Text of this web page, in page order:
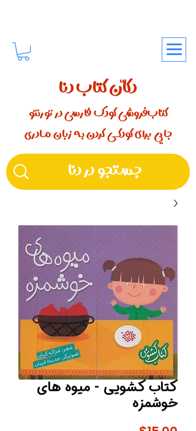
دکّان کتاب دنا
کتاب‌فروشی کودک فارسی در تورنتو
جایی برای کودکـــی کردن بـه زبان مـادری
کتاب کشویی - میوه های
خوشمزه